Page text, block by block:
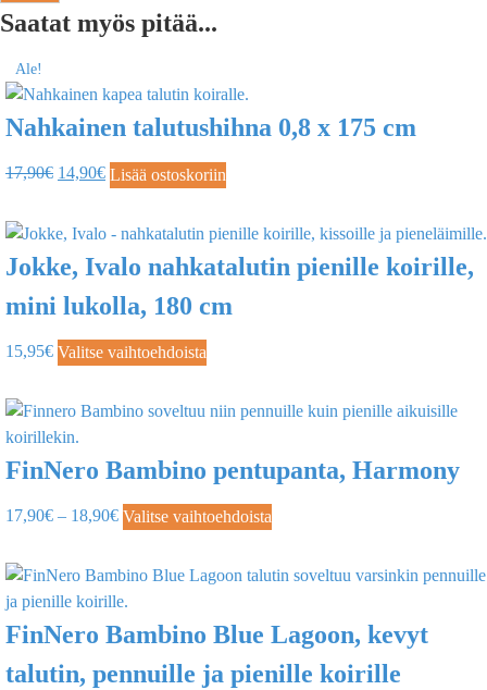
Saatat myös pitää...
Ale!
Nahkainen talutushihna 0,8 x 175 cm
17,90€ 14,90€ Lisää ostoskoriin
Jokke, Ivalo nahkatalutin pienille koirille,
mini lukolla, 180 cm
15,95€ Valitse vaihtoehdoista
FinNero Bambino pentupanta, Harmony
17,90€ – 18,90€ Valitse vaihtoehdoista
FinNero Bambino Blue Lagoon, kevyt
talutin, pennuille ja pienille koirille